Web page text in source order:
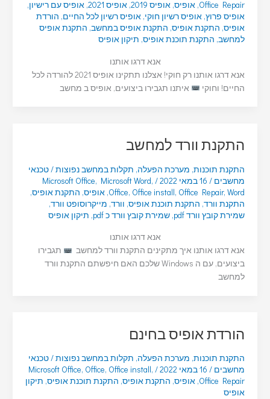
Office Repair
, אופיס, אופיס 2019 , אופיס 2021 , אופיס עם רישיון,
אופיס פרוץ, אופיס רשיון חוקי, אופיס רשיון לכל החיים, הורדת
אופיס, התקנת אופיס, התקנת אופיס במחשב, התקנת אופיס
למחשב, התקנת תוכנת אופיס, תיקון אופיס
אנא דרגו אותנו
אנא דרגו אותנו רק חוקי! אצלנו תתקינו אופיס 2021 להורדה לכל
החיים! וחוקי
איתנו תגבירו ביצועים, אופיס ב מחשב
התקנת וורד למחשב
התקנת תוכנות, מערכת הפעלה, תקלות במחשב נפוצות/טכנאי
מחשבים / 16 במאי 2022 /
Microsoft Office, Microsoft Word,
Office, Office install, Office Repair,Word
, אופיס, התקנת אופיס,
התקנת וורד, התקנת תוכנת אופיס, וורד, מייקרוסופט וורד,
שמירת קובץ וורד pdf
, שמירת קובץ וורד כ pdf , תיקון אופיס
אנא דרגו אותנו
אנא דרגו אותנו איך מתקינים התקנת וורד למחשב
תגבירו
ביצועים, עם ה Windows שלכם האם חיפשתם התקנת וורד
למחשב
הורדת אופיס בחינם
התקנת תוכנות, מערכת הפעלה, תקלות במחשב נפוצות/טכנאי
מחשבים / 16 במאי 2022 /
Microsoft Office, Office, Office install,
Office Repair
, אופיס, התקנת אופיס, התקנת תוכנת אופיס, תיקון
אופיס